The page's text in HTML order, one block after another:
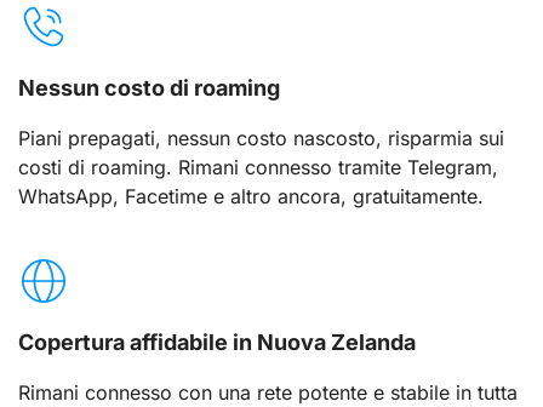
Nessun costo di roaming
Piani prepagati, nessun costo nascosto, risparmia sui
costi di roaming. Rimani connesso tramite Telegram,
WhatsApp, Facetime e altro ancora, gratuitamente.
Copertura affidabile in Nuova Zelanda
Rimani connesso con una rete potente e stabile in tutta